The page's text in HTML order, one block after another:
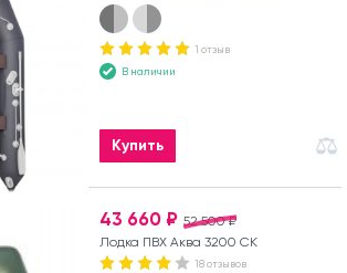
1 отзыв
В наличии
Купить
52 500 ₽
43 660 ₽
Лодка ПВХ Аква 3200 СК
18 отзывов